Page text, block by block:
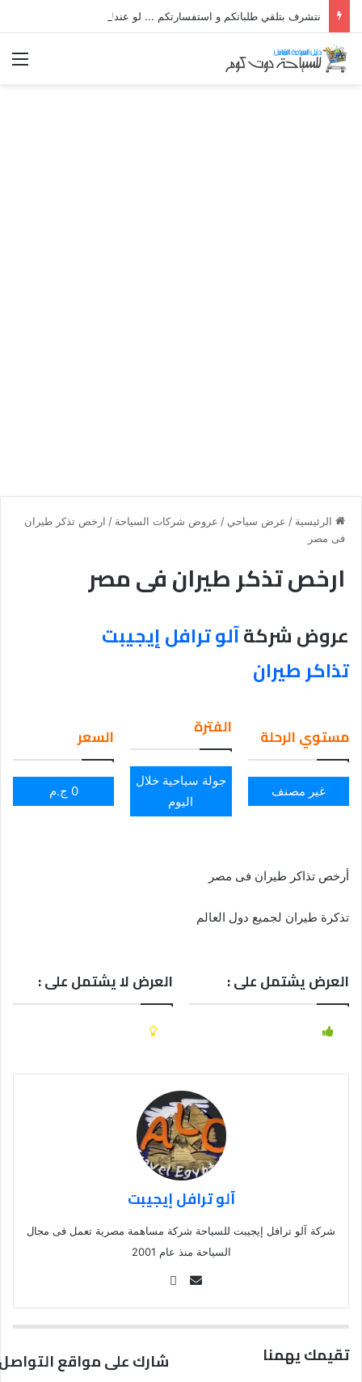
الرئيسية / عرض سياحي / عروض شركات السياحة / ارخص تذكر طيران
فى مصر
ارخص تذكر طيران فى مصر
عروض شركةآلو ترافل إيجيبت
تذاكر طيران
مستوي الرحلة
غير مصنف
الفترة
جولة سياحية خلال
اليوم
السعر
0 ج.م
أرخص تذاكر طيران فى مصر
تذكرة طيران لجميع دول العالم
العرض يشتمل على : العرض لا يشتمل على :
آلو ترافل إيجيبت
شركة آلو ترافل إيجيبت للسياحة شركة مساهمة مصرية تعمل فى مجال
السياحة منذ عام 2001
Se
an
تقيمك يهمنا شارك على مواقع